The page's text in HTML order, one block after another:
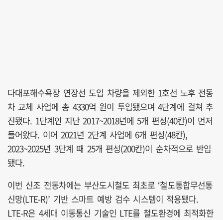
다대포해수욕장 연장선 도입 차량을 제외한 1호선 노후 전동
차 교체 사업에 총 4330억 원이 투입됐으며 4단계에 걸쳐 추
진됐다. 1단계인 지난 2017~2018년에 5개 편성(40칸)이 먼저
들어왔다. 이어 2021년 2단계 사업에 6개 편성(48칸),
2023~2025년 3단계 때 25개 편성(200칸)이 순차적으로 반입
됐다.
이번 신조 전동차에는 부산도시철도 최초로 ‘철도통합무선통
신망(LTE-R)’ 기반 스마트 예방 검수 시스템이 적용됐다.
LTE-R은 4세대 이동통신 기술인 LTE를 철도환경에 최적화한